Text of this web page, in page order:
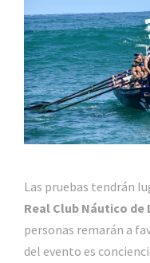
Las pruebas tendrán
Real Club Náutico de
personas remarán a
del evento es